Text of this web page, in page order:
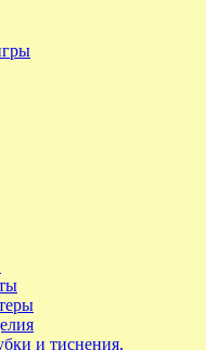
и тиснения,